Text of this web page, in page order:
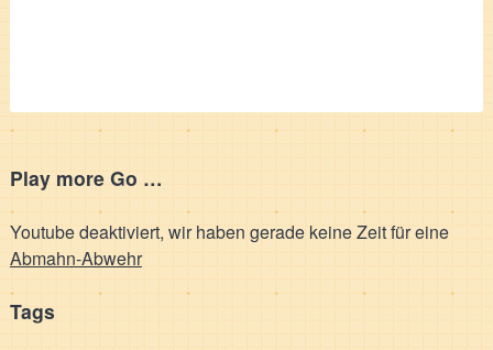
Play more Go …
Youtube deaktiviert, wir haben gerade keine Zeit für eine
Abmahn-Abwehr
Tags